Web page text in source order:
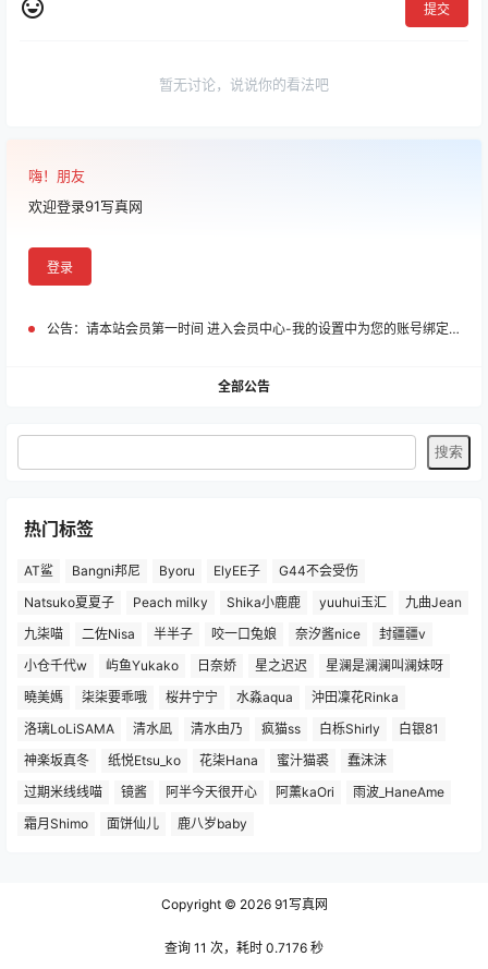
提交
暂无讨论，说说你的看法吧
嗨！朋友
欢迎登录91写真网
登录
公告： 请本站会员第一时间 进入会员中心-我的设置中为您的账号绑定邮箱!
全部公告
热门标签
AT鲨 Bangni邦尼 Byoru ElyEE子
G44不会受伤
Natsuko夏夏子
Peach milky Shika小鹿鹿 yuuhui玉汇
九曲Jean
九柒喵
二佐Nisa 半半子 咬一口兔娘 奈汐酱nice
封疆疆v
小仓千代w
屿鱼Yukako 日奈娇 星之迟迟
星澜是澜澜叫澜妹呀
曉美媽
柒柒要乖哦 桜井宁宁 水淼aqua
沖田凜花Rinka
洛璃LoLiSAMA
清水凪 清水由乃 疯猫ss 白栎Shirly
白银81
神楽坂真冬
纸悦Etsu_ko 花柒Hana 蜜汁猫裘
蠢沫沫
过期米线线喵
镜酱 阿半今天很开心 阿薰kaOri
雨波_HaneAme
霜月Shimo
面饼仙儿 鹿八岁baby
Copyright © 202691写真网
查询 11 次，耗时 0.7176 秒